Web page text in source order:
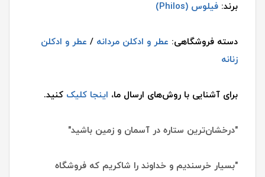
برند: فیلوس (Philos)
دسته فروشگاهی: عطر و ادکلن مردانه / عطر و ادکلن
زنانه
برای آشنایی با روش‌های ارسال ما، اینجا کلیک کنید.
"درخشان‌ترین ستاره در آسمان و زمین باشید"
"بسیار خرسندیم و خداوند را شاکریم که فروشگاه